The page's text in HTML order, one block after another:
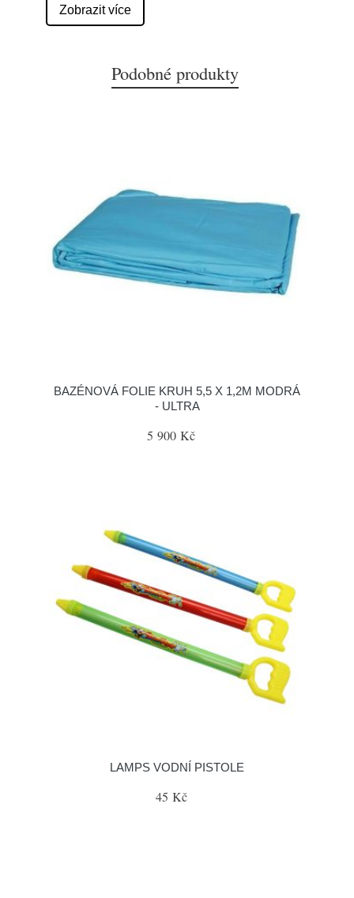
Zobrazit více
Podobné produkty
BAZÉNOVÁ FOLIE KRUH 5,5 X 1,2M MODRÁ
- ULTRA
5 900 Kč
LAMPS VODNÍ PISTOLE
45 Kč